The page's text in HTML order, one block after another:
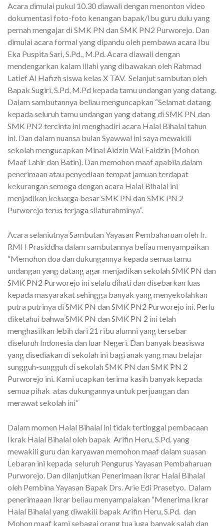
Acara dimulai pukul 10.30 diawali dengan menonton video
dokumentasi foto-foto kenangan bapak/Ibu guru dulu yang
pernah mengajar di SMK PN dan SMK PN2 Purworejo. Dan
dimulai acara formal yang dipandu oleh pembawa acara Ibu
Eka Puspita Sari, S.Pd., M.Pd. Acara diawali dengan
mendengarkan kalam illahi yang dibawakan oleh Rahmad
Latief Al Hafizh siswa kelas X TAV. Selanjut sambutan oleh
Bapak Sugiri, S.Pd, M.Pd kepada tamu undangan yang datang.
Dalam sambutannya beliau menguncapkan “Selamat datang
kepada seluruh tamu undangan yang datang di SMK PN dan
SMK PN2 tercinta ini menghadiri acara Halal Bihalal tahun
ini. Dan dalam nuansa bulan Syawwal ini saya mewakili
sekolah mengucapkan Minal Aidzin Wal Faidzin (Mohon
Maaf Lahir dan Batin). Dan memohon maaf apabila dalam
penerimaan atau penyediaan tempat jamuan terdapat
kekurangan semoga dengan acara Halal Bihalal ini
menjadikan keluarga besar SMK PN dan SMK PN 2
Purworejo terus terjaga silaturahminya”.
Acara selaniutnya Sambutan Yayasan Pembaharuan oleh Ir.
RMH Prasiddha dalam sambutannya beliau menyampaikan
“Memohon doa dan dukungannya kepada semua tamu
undangan yang datang agar menjadikan sekolah SMK PN dan
SMK PN2 Purworejo ini selalu dihati dan disebarkan luas
kepada masyarakat sehingga banyak yang menyekolahkan
putra putrinya di SMK PN dan SMK PN2 Purworejo ini. Perlu
diketahui bahwa SMK PN dan SMK PN 2 ini telah
menghasilkan lebih dari 21 ribu alumni yang tersebar
diseluruh Indonesia dan luar Negeri. Dan banyak beasiswa
yang disediakan di sekolah ini bagi anak yang mau belajar
sungguh-sungguh di sekolah SMK PN dan SMK PN 2
Purworejo ini. Kami ucapkan terima kasih banyak kepada
semua pihak atas dukungannya untuk perjuangan dan
merawat sekolah ini”
Dalam momen Halal Bihalal ini tidak tertinggal pembacaan
Ikrak Halal Bihalal oleh bapak Arifin Heru, S.Pd. yang
mewakili guru dan karyawan memohon maaf dalam suasan
Lebaran ini kepada seluruh Pengurus Yayasan Pembaharuan
Purworejo. Dan dilanjutkan Penerimaan ikrar Halal Bihalal
oleh Pembina Yayasan Bapak Drs. Arie Edi Prasetyo. Dalam
penerimaaan Ikrar beliau menyampaiakan “Menerima Ikrar
Halal Bihalal yang diwakili bapak Arifin Heru, S.Pd. dan
Mohon maaf kami sebagai orang tua juga banyak salah dan